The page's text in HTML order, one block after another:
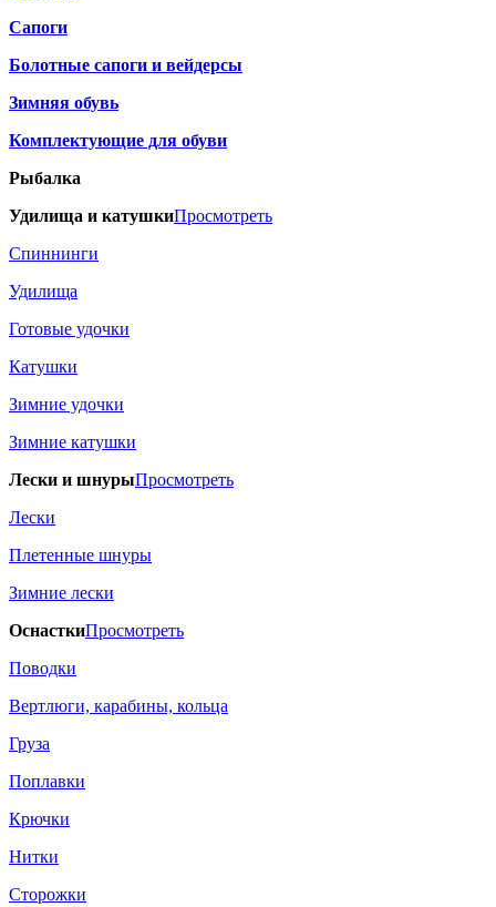
Сапоги
Болотные сапоги и вейдерсы
Зимняя обувь
Комплектующие для обуви
Рыбалка
Удилища и катушкиПросмотреть
Спиннинги
Удилища
Готовые удочки
Катушки
Зимние удочки
Зимние катушки
Лески и шнурыПросмотреть
Лески
Плетенные шнуры
Зимние лески
ОснасткиПросмотреть
Поводки
Вертлюги, карабины, кольца
Груза
Поплавки
Крючки
Нитки
Сторожки